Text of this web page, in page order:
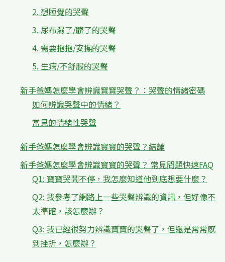
2. 想睡覺的哭聲
3. 尿布濕了/髒了的哭聲
4. 需要抱抱/安撫的哭聲
5. 生病/不舒服的哭聲
新手爸媽怎麼學會辨識寶寶哭聲？：哭聲的情緒密碼
如何辨識哭聲中的情緒？
常見的情緒性哭聲
新手爸媽怎麼學會辨識寶寶的哭聲？結論
新手爸媽怎麼學會辨識寶寶的哭聲？ 常見問題快速FAQ
Q1: 寶寶哭鬧不停，我怎麼知道他到底想要什麼？
Q2: 我參考了網路上一些哭聲辨識的資訊，但好像不
太準確，該怎麼辦？
Q3: 我已經很努力辨識寶寶的哭聲了，但還是常常感
到挫折，怎麼辦？